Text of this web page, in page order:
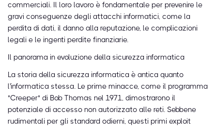
commerciali. Il loro lavoro è fondamentale per prevenire le
gravi conseguenze degli attacchi informatici, come la
perdita di dati, il danno alla reputazione, le complicazioni
legali e le ingenti perdite finanziarie.
Il panorama in evoluzione della sicurezza informatica
La storia della sicurezza informatica è antica quanto
l'informatica stessa. Le prime minacce, come il programma
"Creeper" di Bob Thomas nel 1971, dimostrarono il
potenziale di accesso non autorizzato alle reti. Sebbene
rudimentali per gli standard odierni, questi primi exploit